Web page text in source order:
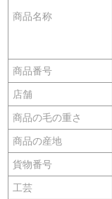
商品名称
商品番号
店舗
商品の毛の重さ
商品の産地
貨物番号
工芸